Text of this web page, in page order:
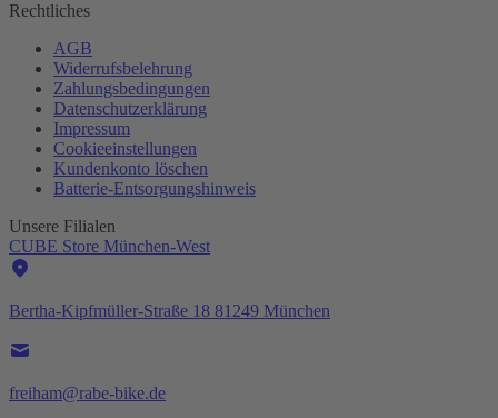
Rechtliches
AGB
Widerrufsbelehrung
Zahlungsbedingungen
Datenschutzerklärung
Impressum
Cookieeinstellungen
Kundenkonto löschen
Batterie-Entsorgungshinweis
Unsere Filialen
CUBE Store München-West
Bertha-Kipfmüller-Straße 18 81249 München
freiham@rabe-bike.de